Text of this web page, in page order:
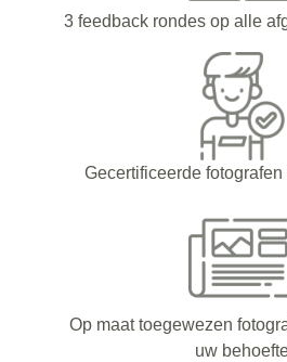
3 feedback rondes op alle
Gecertificeerde
Op maat toegewezen
uw